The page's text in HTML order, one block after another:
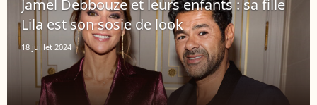
Jamel Debbouze et leurs enfants : sa fille
Lila est son sosie de look
18 juillet 2024